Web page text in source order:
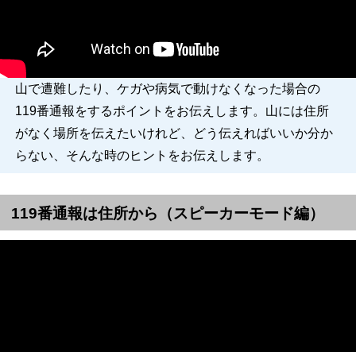
山で遭難したり、ケガや病気で動けなくなった場合の
119番通報をするポイントをお伝えします。山には住所
がなく場所を伝えたいけれど、どう伝えればいいか分か
らない、そんな時のヒントをお伝えします。
119番通報は住所から（スピーカーモード編）